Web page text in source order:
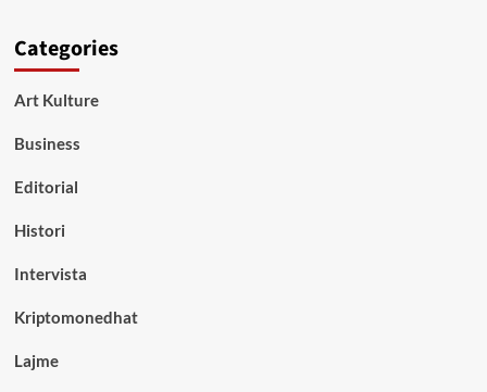
Categories
Art Kulture
Business
Editorial
Histori
Intervista
Kriptomonedhat
Lajme